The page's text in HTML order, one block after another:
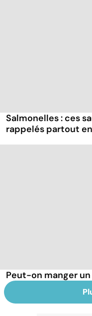
Salmonelles : ces
rappelés partout
Peut-on manger